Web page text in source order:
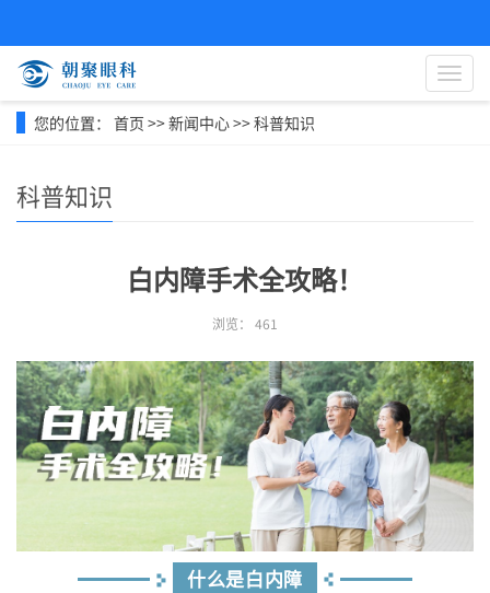
导
航
您的位置： 首页 >>新闻中心>>科普知识
科普知识
白内障手术全攻略！
浏览： 461
什么是白内障